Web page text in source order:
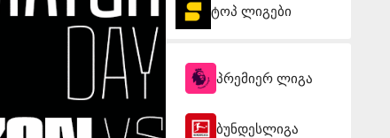
ტოპ ლიგები
პრემიერ ლიგა
ბუნდესლიგა